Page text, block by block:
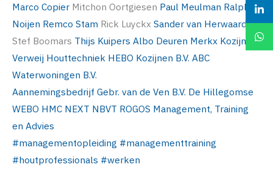
Marco Copier Mitchon Oortgiesen Paul Meulman Ralph
Noijen Remco Stam Rick Luyckx Sander van Herwaarden
Stef Boomars Thijs Kuipers Albo Deuren Merkx Kozijnen
Verweij Houttechniek HEBO Kozijnen B.V. ABC
Waterwoningen B.V.
Aannemingsbedrijf Gebr. van de Ven B.V. De Hillegomse
WEBO HMC NEXT NBVT ROGOS Management, Training
en Advies
#managementopleiding #managementtraining
#houtprofessionals #werken